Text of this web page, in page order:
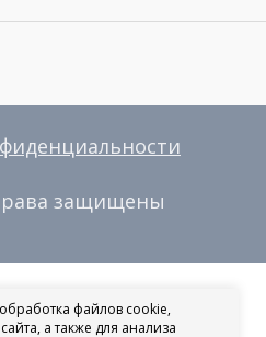
защищены
файлов cookie,
а также для анализа